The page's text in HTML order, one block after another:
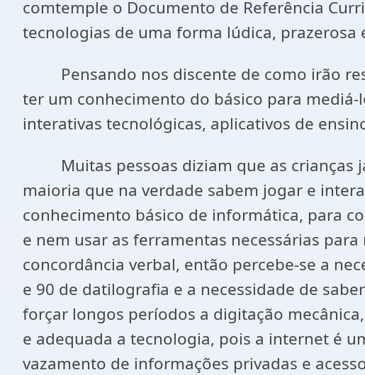
comtemple o Documento de Referência
tecnologias de uma forma lúdica,
Pensando nos discente de como irão
ter um conhecimento do básico para
interativas tecnológicas, aplicativos de
Muitas pessoas diziam que as crianças
maioria que na verdade sabem jogar e
conhecimento básico de informática, para
e nem usar as ferramentas necessárias
concordância verbal, então percebe-se a
e 90 de datilografia e a necessidade de
forçar longos períodos a digitação
e adequada a tecnologia, pois a internet é
vazamento de informações privadas e